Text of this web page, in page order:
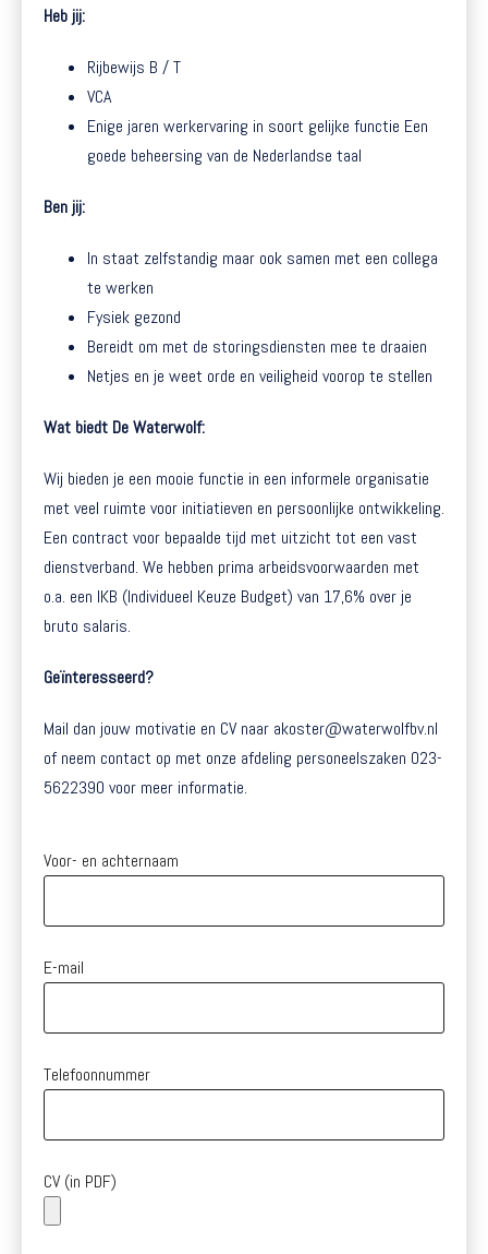
Heb jij:
Rijbewijs B / T
VCA
Enige jaren werkervaring in soort gelijke functie Een
goede beheersing van de Nederlandse taal
Ben jij:
In staat zelfstandig maar ook samen met een collega
te werken
Fysiek gezond
Bereidt om met de storingsdiensten mee te draaien
Netjes en je weet orde en veiligheid voorop te stellen
Wat biedt De Waterwolf:
Wij bieden je een mooie functie in een informele organisatie
met veel ruimte voor initiatieven en persoonlijke ontwikkeling.
Een contract voor bepaalde tijd met uitzicht tot een vast
dienstverband. We hebben prima arbeidsvoorwaarden met
o.a. een IKB (Individueel Keuze Budget) van 17,6% over je
bruto salaris.
Geïnteresseerd?
Mail dan jouw motivatie en CV naar akoster@waterwolfbv.nl
of neem contact op met onze afdeling personeelszaken 023-
5622390 voor meer informatie.
Voor- en achternaam
E-mail
Telefoonnummer
CV (in PDF)